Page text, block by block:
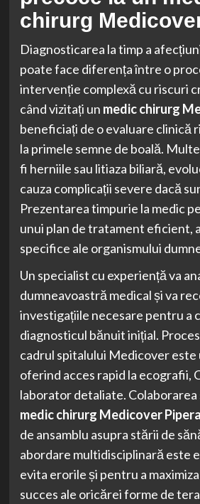
chirurg
Diagnosticarea la timp a
poate face diferența între o
intervenție complexă cu riscuri
când vizitați un medic chirurg
beneficiați de o evaluare clinică
la primele semne de boală.
fi herniile sau litiaza biliară,
cauza complicații severe dacă
Prezentarea timpurie la medic
unui plan de tratament eficient,
specifice ale organismului
Un specialist cu experiență va
dumneavoastră medical și va
investigațiile necesare pentru a
diagnosticul bănuit inițial.
cadrul spitalului Medicover
oferind acces rapid la ecografii,
laborator detaliate. Colaborarea
medic chirurg Medicover Pipera
de ansamblu asupra stării de
abordare multidisciplinară este
evita erorile și pentru a
succes ale oricărei forme de